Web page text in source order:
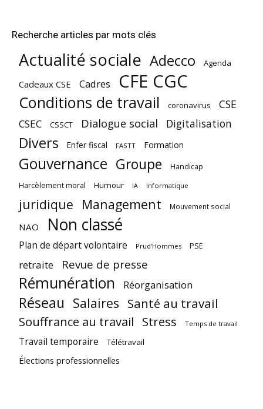
Recherche articles par mots clés
Actualité sociale Adecco Agenda
Cadeaux CSE Cadres CFE CGC
Conditions de travail coronavirus CSE
CSEC CSSCT Dialogue social Digitalisation
Divers Enfer fiscal FASTT Formation
Gouvernance Groupe Handicap
Harcèlement moral Humour IA Informatique
juridique Management Mouvement social
NAO Non classé
Plan de départ volontaire Prud'Hommes PSE
retraite Revue de presse
Rémunération Réorganisation
Réseau Salaires Santé au travail
Souffrance au travail Stress Temps de travail
Travail temporaire Télétravail
Élections professionnelles